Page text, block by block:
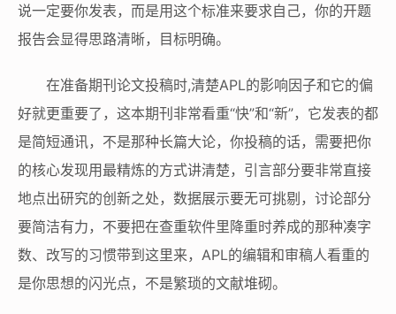
说一定要你发表，而是用这个标准来要求自己，你的开题
报告会显得思路清晰，目标明确。
在准备期刊论文投稿时,清楚APL的影响因子和它的偏
好就更重要了，这本期刊非常看重“快”和“新”，它发表的都
是简短通讯，不是那种长篇大论，你投稿的话，需要把你
的核心发现用最精炼的方式讲清楚，引言部分要非常直接
地点出研究的创新之处，数据展示要无可挑剔，讨论部分
要简洁有力，不要把在查重软件里降重时养成的那种凑字
数、改写的习惯带到这里来，APL的编辑和审稿人看重的
是你思想的闪光点，不是繁琐的文献堆砌。